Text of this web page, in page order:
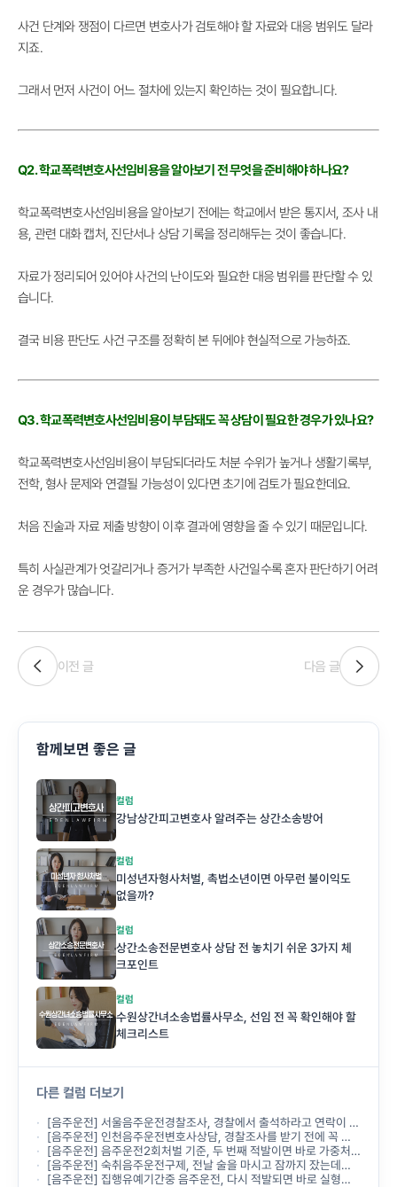
사건 단계와 쟁점이 다르면 변호사가 검토해야 할 자료와 대응 범위도 달라
지죠.
그래서 먼저 사건이 어느 절차에 있는지 확인하는 것이 필요합니다.
Q2. 학교폭력변호사선임비용을 알아보기 전 무엇을 준비해야 하나요?
학교폭력변호사선임비용을 알아보기 전에는 학교에서 받은 통지서, 조사 내
용, 관련 대화 캡처, 진단서나 상담 기록을 정리해두는 것이 좋습니다.
자료가 정리되어 있어야 사건의 난이도와 필요한 대응 범위를 판단할 수 있
습니다.
결국 비용 판단도 사건 구조를 정확히 본 뒤에야 현실적으로 가능하죠.
Q3. 학교폭력변호사선임비용이 부담돼도 꼭 상담이 필요한 경우가 있나요?
학교폭력변호사선임비용이 부담되더라도 처분 수위가 높거나 생활기록부,
전학, 형사 문제와 연결될 가능성이 있다면 초기에 검토가 필요한데요.
처음 진술과 자료 제출 방향이 이후 결과에 영향을 줄 수 있기 때문입니다.
특히 사실관계가 엇갈리거나 증거가 부족한 사건일수록 혼자 판단하기 어려
운 경우가 많습니다.
이전 글 다음 글
함께보면 좋은 글
컬럼
강남상간피고변호사 알려주는 상간소송방어
컬럼
미성년자형사처벌, 촉법소년이면 아무런 불이익도
없을까?
컬럼
상간소송전문변호사 상담 전 놓치기 쉬운 3가지 체
크포인트
컬럼
수원상간녀소송법률사무소, 선임 전 꼭 확인해야 할
체크리스트
다른 컬럼 더보기
[음주운전] 서울음주운전경찰조사, 경찰에서 출석하라고 연락이 왔는데 무엇부터 준비해야 하나요?
[음주운전] 인천음주운전변호사상담, 경찰조사를 받기 전에 꼭 받아야 하나요?
[음주운전] 음주운전2회처벌 기준, 두 번째 적발이면 바로 가중처벌되나요?
[음주운전] 숙취음주운전구제, 전날 술을 마시고 잠까지 잤는데도 음주운전으로 처벌되나요?
[음주운전] 집행유예기간중 음주운전, 다시 적발되면 바로 실형이 선고되나요?